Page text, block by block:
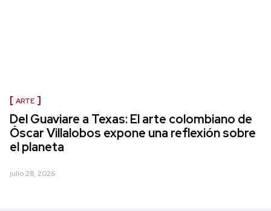
ARTE
Del Guaviare a Texas: El arte colombiano de
Óscar Villalobos expone una reflexión sobre
el planeta
julio 28, 2026